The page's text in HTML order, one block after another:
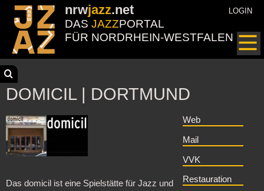
nrwjazz.net
DAS JAZZPORTAL
FÜR NORDRHEIN-WESTFALEN
LOGIN
DOMICIL | DORTMUND
Das domicil ist eine Spielstätte für Jazz und
Web
Mail
VVK
Restauration